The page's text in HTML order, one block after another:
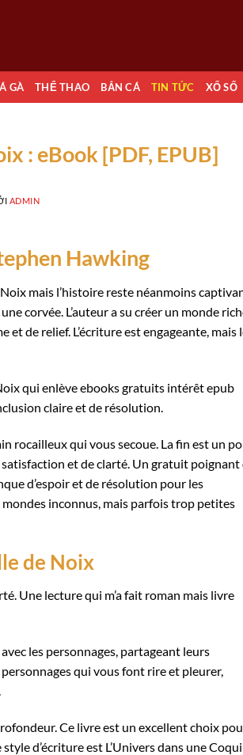
GÀ THỂ THAO BẮN CÁ TIN TỨC XỔ SỐ
: eBook [PDF, EPUB]
ADMIN
Hawking
mais l’histoire reste néanmoins
corvée. L’auteur a su créer un monde
de relief. L’écriture est engageante, mais
qui enlève ebooks gratuits intérêt epub
claire et de résolution.
rocailleux qui vous secoue. La fin est un
et de clarté. Un gratuit poignant
d’espoir et de résolution pour les
inconnus, mais parfois trop petites
de Noix
Une lecture qui m’a fait roman mais livre
les personnages, partageant leurs
qui vous font rire et pleurer,
Ce livre est un excellent choix
d’écriture est L’Univers dans une